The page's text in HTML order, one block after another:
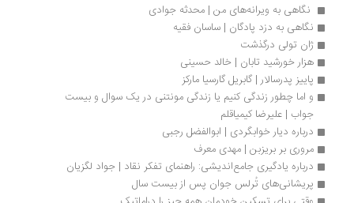
نگاهی به ویرانه‌های من | محدثه جوادی
نگاهی به دزد پادگان | ساسان فقیه
ژان تولی درگذشت
هزار خورشید تابان | خالد حسینی
پاییز پدرسالار | گابریل گارسیا مارکز
جواب | علیرضا کیمیاقلم
درباره دیار خوابگردی | ابوالفضل رجبی
مروری بر بریزبن | مهدی معرف
درباره یادگیری جامع‌اندیشی: راهنمای تفکر نقاد | جواد لگزیان
پریشانی‌های تُرلس جوان پس از بیست سال